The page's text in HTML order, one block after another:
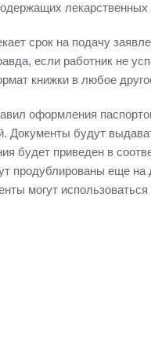
лекарственных
срок на подачу
если работник не
книжки в любое
оформления
Документы будут
будет приведен в
продублированы еще на
могут